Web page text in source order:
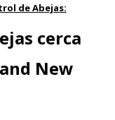
de Abejas:
cerca
New